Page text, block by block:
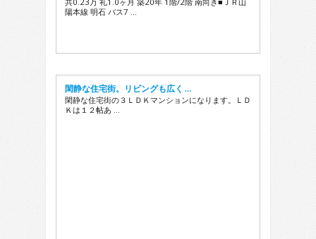
陽本線 明石 バス7 …
閑静な住宅街。リビングも広く …
閑静な住宅街の３ＬＤＫマンションになります。ＬＤ
Ｋは１２帖あ …